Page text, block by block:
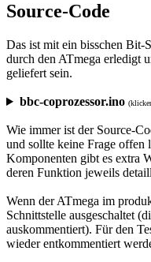
Source-Code
Das ist mit ein bisschen Bit-
durch den ATmega erledigt
geliefert sein.
bbc-coprozessor.ino
Wie immer ist der Source-
und sollte keine Frage offen
Komponenten gibt es extra
deren Funktion jeweils
Wenn der ATmega im
Schnittstelle ausgeschaltet
auskommentiert). Für den
wieder entkommentiert